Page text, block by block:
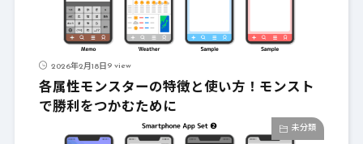
2026年2月18日 9 view
各属性モンスターの特徴と使い方！モンスト
で勝利をつかむために
未分類